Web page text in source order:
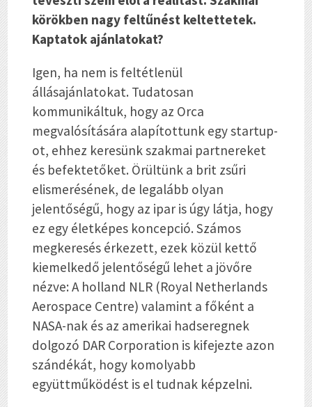
körökben nagy feltűnést keltettetek.
Kaptatok ajánlatokat?
Igen, ha nem is feltétlenül
állásajánlatokat. Tudatosan
kommunikáltuk, hogy az Orca
megvalósítására alapítottunk egy startup-
ot, ehhez keresünk szakmai partnereket
és befektetőket. Örültünk a brit zsűri
elismerésének, de legalább olyan
jelentőségű, hogy az ipar is úgy látja, hogy
ez egy életképes koncepció. Számos
megkeresés érkezett, ezek közül kettő
kiemelkedő jelentőségű lehet a jövőre
nézve: A holland NLR (Royal Netherlands
Aerospace Centre) valamint a főként a
NASA-nak és az amerikai hadseregnek
dolgozó DAR Corporation is kifejezte azon
szándékát, hogy komolyabb
együttműködést is el tudnak képzelni.